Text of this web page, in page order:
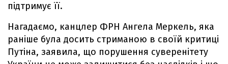
підтримує її.
Нагадаємо, канцлер ФРН Ангела Меркель, яка
раніше була досить стриманою в своїй критиці
Путіна, заявила, що порушення суверенітету